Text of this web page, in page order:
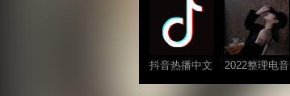
抖音热播中文
系列
2022整理电音
系列